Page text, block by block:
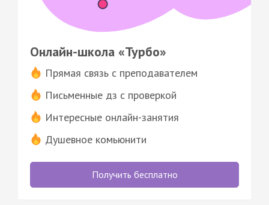
Онлайн-школа «Турбо»
Прямая связь с преподавателем
Письменные дз с проверкой
Интересные онлайн-занятия
Душевное комьюнити
Получить бесплатно